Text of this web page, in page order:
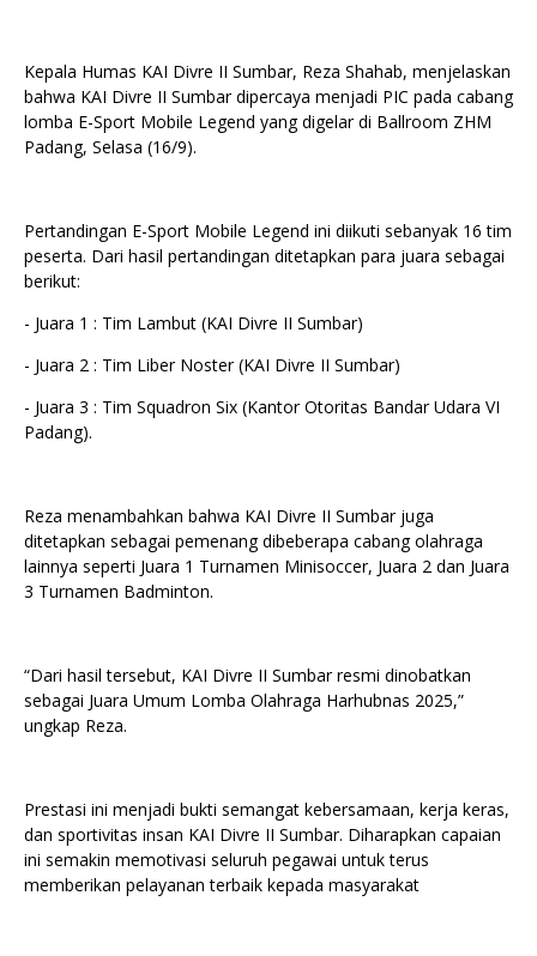
Kepala Humas KAI Divre II Sumbar, Reza Shahab, menjelaskan
bahwa KAI Divre II Sumbar dipercaya menjadi PIC pada cabang
lomba E-Sport Mobile Legend yang digelar di Ballroom ZHM
Padang, Selasa (16/9).
Pertandingan E-Sport Mobile Legend ini diikuti sebanyak 16 tim
peserta. Dari hasil pertandingan ditetapkan para juara sebagai
berikut:
- Juara 1 : Tim Lambut (KAI Divre II Sumbar)
- ⁠Juara 2 : Tim Liber Noster (KAI Divre II Sumbar)
- ⁠Juara 3 : Tim Squadron Six (Kantor Otoritas Bandar Udara VI
Padang).
Reza menambahkan bahwa KAI Divre II Sumbar juga
ditetapkan sebagai pemenang dibeberapa cabang olahraga
lainnya seperti Juara 1 Turnamen Minisoccer, Juara 2 dan Juara
3 Turnamen Badminton.
“Dari hasil tersebut, KAI Divre II Sumbar resmi dinobatkan
sebagai Juara Umum Lomba Olahraga Harhubnas 2025,”
ungkap Reza.
Prestasi ini menjadi bukti semangat kebersamaan, kerja keras,
dan sportivitas insan KAI Divre II Sumbar. Diharapkan capaian
ini semakin memotivasi seluruh pegawai untuk terus
memberikan pelayanan terbaik kepada masyarakat